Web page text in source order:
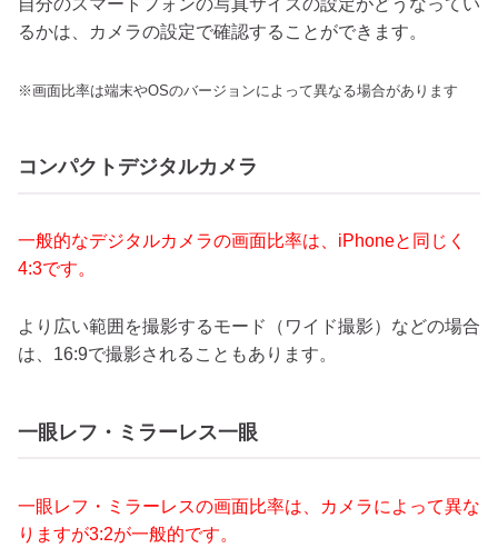
るかは、カメラの設定で確認することができます。
※画面比率は端末やOSのバージョンによって異なる場合があります
コンパクトデジタルカメラ
一般的なデジタルカメラの画面比率は、iPhoneと同じく
4:3です。
より広い範囲を撮影するモード（ワイド撮影）などの場合
は、16:9で撮影されることもあります。
一眼レフ・ミラーレス一眼
一眼レフ・ミラーレスの画面比率は、カメラによって異な
りますが3:2が一般的です。